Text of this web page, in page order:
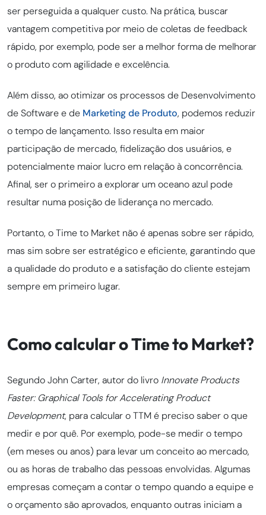
ser perseguida a qualquer custo. Na prática, buscar
vantagem competitiva por meio de coletas de feedback
rápido, por exemplo, pode ser a melhor forma de melhorar
o produto com agilidade e excelência.
Além disso, ao otimizar os processos de Desenvolvimento
de Software e de Marketing de Produto, podemos reduzir
o tempo de lançamento. Isso resulta em maior
participação de mercado, fidelização dos usuários, e
potencialmente maior lucro em relação à concorrência.
Afinal, ser o primeiro a explorar um oceano azul pode
resultar numa posição de liderança no mercado.
Portanto, o Time to Market não é apenas sobre ser rápido,
mas sim sobre ser estratégico e eficiente, garantindo que
a qualidade do produto e a satisfação do cliente estejam
sempre em primeiro lugar.
Como calcular o Time to Market?
Segundo John Carter, autor do livro Innovate Products
Faster: Graphical Tools for Accelerating Product
Development, para calcular o TTM é preciso saber o que
medir e por quê. Por exemplo, pode-se medir o tempo
(em meses ou anos) para levar um conceito ao mercado,
ou as horas de trabalho das pessoas envolvidas. Algumas
empresas começam a contar o tempo quando a equipe e
o orçamento são aprovados, enquanto outras iniciam a